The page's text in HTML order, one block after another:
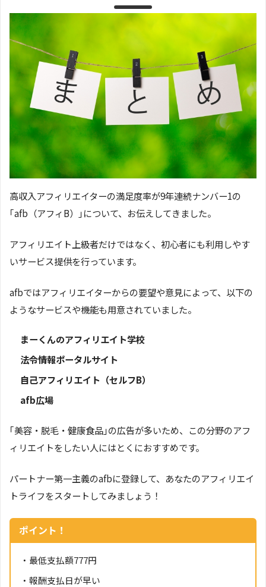
高収入アフィリエイターの満足度率が9年連続ナンバー1の
｢afb（アフィB）｣について、お伝えしてきました。
アフィリエイト上級者だけではなく、初心者にも利用しやす
いサービス提供を行っています。
afbではアフィリエイターからの要望や意見によって、以下の
ようなサービスや機能も用意されていました。
まーくんのアフィリエイト学校
法令情報ポータルサイト
自己アフィリエイト（セルフB）
afb広場
｢美容・脱毛・健康食品｣の広告が多いため、この分野のアフ
ィリエイトをしたい人にはとくにおすすめです。
パートナー第一主義のafbに登録して、あなたのアフィリエイ
トライフをスタートしてみましょう！
ポイント！
・最低支払額777円
・報酬支払日が早い